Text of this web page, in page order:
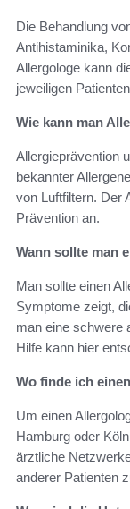
Die Behandlung
Antihistaminika,
Allergologe kann
jeweiligen
Wie kann man
Allergieprävention
bekannter
von Luftfiltern. Der
Prävention an.
Wann sollte man
Man sollte einen
Symptome zeigt,
man eine schwere
Hilfe kann hier
Wo finde ich
Um einen
Hamburg oder
ärztliche
anderer Patienten